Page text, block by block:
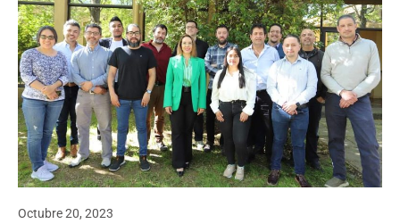
Octubre 20, 2023